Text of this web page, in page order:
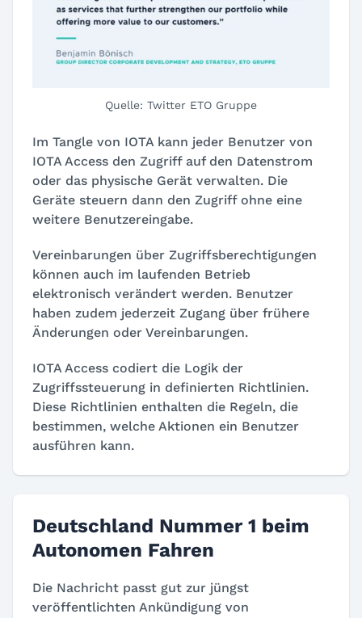
Quelle: Twitter ETO Gruppe
Im Tangle von IOTA kann jeder Benutzer von
IOTA Access den Zugriff auf den Datenstrom
oder das physische Gerät verwalten. Die
Geräte steuern dann den Zugriff ohne eine
weitere Benutzereingabe.
Vereinbarungen über Zugriffsberechtigungen
können auch im laufenden Betrieb
elektronisch verändert werden. Benutzer
haben zudem jederzeit Zugang über frühere
Änderungen oder Vereinbarungen.
IOTA Access codiert die Logik der
Zugriffssteuerung in definierten Richtlinien.
Diese Richtlinien enthalten die Regeln, die
bestimmen, welche Aktionen ein Benutzer
ausführen kann.
Deutschland Nummer 1 beim
Autonomen Fahren
Die Nachricht passt gut zur jüngst
veröffentlichten Ankündigung von